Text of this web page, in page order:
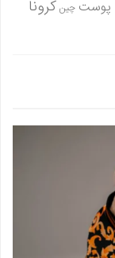
پوست چین کرونا